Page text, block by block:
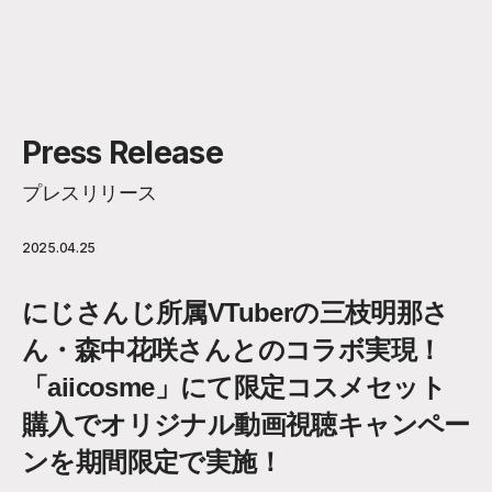
Press Release
プレスリリース
2025.04.25
にじさんじ所属VTuberの三枝明那さ
ん・森中花咲さんとのコラボ実現！
「aiicosme」にて限定コスメセット
購入でオリジナル動画視聴キャンペー
ンを期間限定で実施！